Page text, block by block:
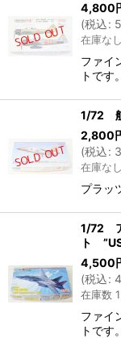
4,800
(税込:
在庫なし
ファイ
トです。
1/72
2,800
(税込:
在庫なし
プラッ
1/72
ト
4,500
(税込:
在庫数
ファイ
トです。